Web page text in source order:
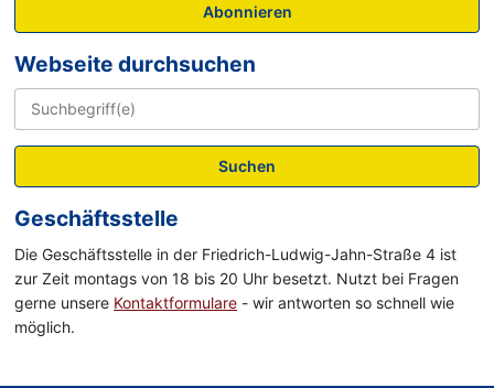
Abonnieren
Webseite durchsuchen
Suchen
Geschäftsstelle
Die Geschäftsstelle in der Friedrich-Ludwig-Jahn-Straße 4 ist
zur Zeit montags von 18 bis 20 Uhr besetzt. Nutzt bei Fragen
gerne unsere Kontaktformulare - wir antworten so schnell wie
möglich.